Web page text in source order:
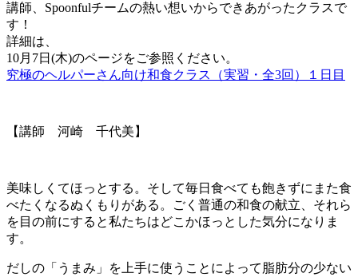
講師、Spoonfulチームの熱い想いからできあがったクラスで
す！
詳細は、
10月7日(木)のページをご参照ください。
究極のヘルパーさん向け和食クラス（実習・全3回）１日目
【講師 河崎 千代美】
美味しくてほっとする。そして毎日食べても飽きずにまた食
べたくなるぬくもりがある。ごく普通の和食の献立、それら
を目の前にすると私たちはどこかほっとした気分になりま
す。
だしの「うまみ」を上手に使うことによって脂肪分の少ない